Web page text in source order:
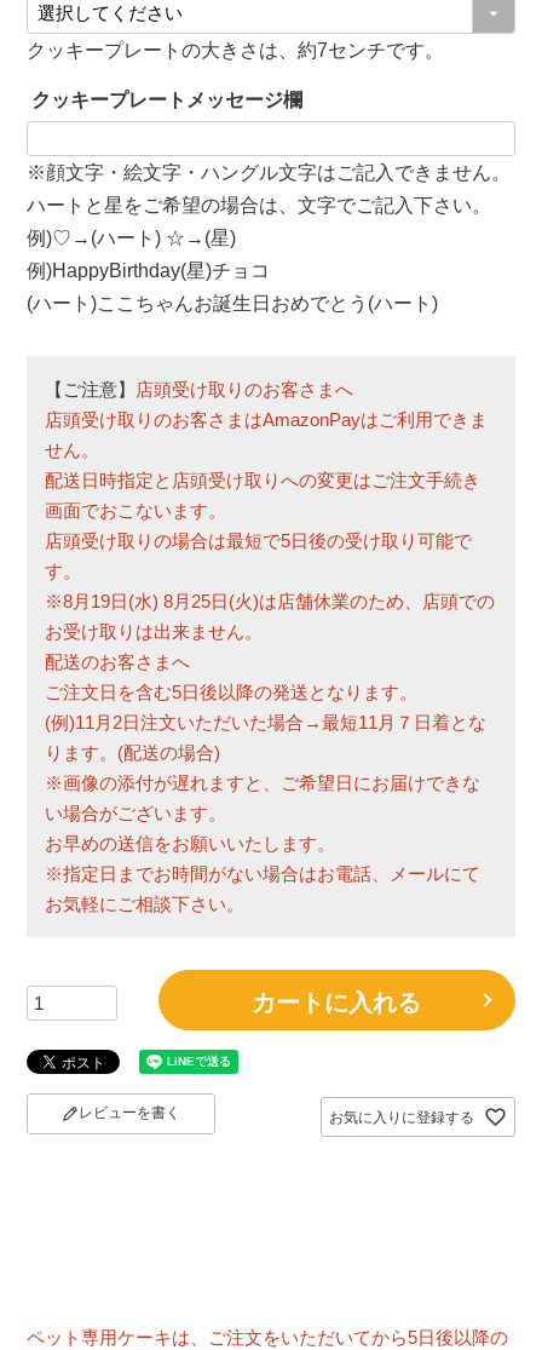
必
)
クッキープレートの大きさは、約7センチです。
クッキープレートメッセージ欄
※顔文字・絵文字・ハングル文字はご記入できません。
ハートと星をご希望の場合は、文字でご記入下さい。
例)♡→(ハート) ☆→(星)
例)HappyBirthday(星)チョコ
(ハート)ここちゃんお誕生日おめでとう(ハート)
【ご注意】 店頭受け取りのお客さまへ
店頭受け取りのお客さまはAmazonPayはご利用できま
せん。
配送日時指定と店頭受け取りへの変更はご注文手続き
画面でおこないます。
店頭受け取りの場合は最短で5日後の受け取り可能で
す。
※8月19日(水) 8月25日(火)は店舗休業のため、店頭での
お受け取りは出来ません。
配送のお客さまへ
ご注文日を含む5日後以降の発送となります。
(例)11月2日注文いただいた場合→最短11月７日着とな
ります。(配送の場合)
※画像の添付が遅れますと、ご希望日にお届けできな
い場合がございます。
お早めの送信をお願いいたします。
※指定日までお時間がない場合はお電話、メールにて
お気軽にご相談下さい。
お気に入りに登録する
カートに入れる
レビューを書く
ペット専用ケーキは、ご注文をいただいてから5日後以降の